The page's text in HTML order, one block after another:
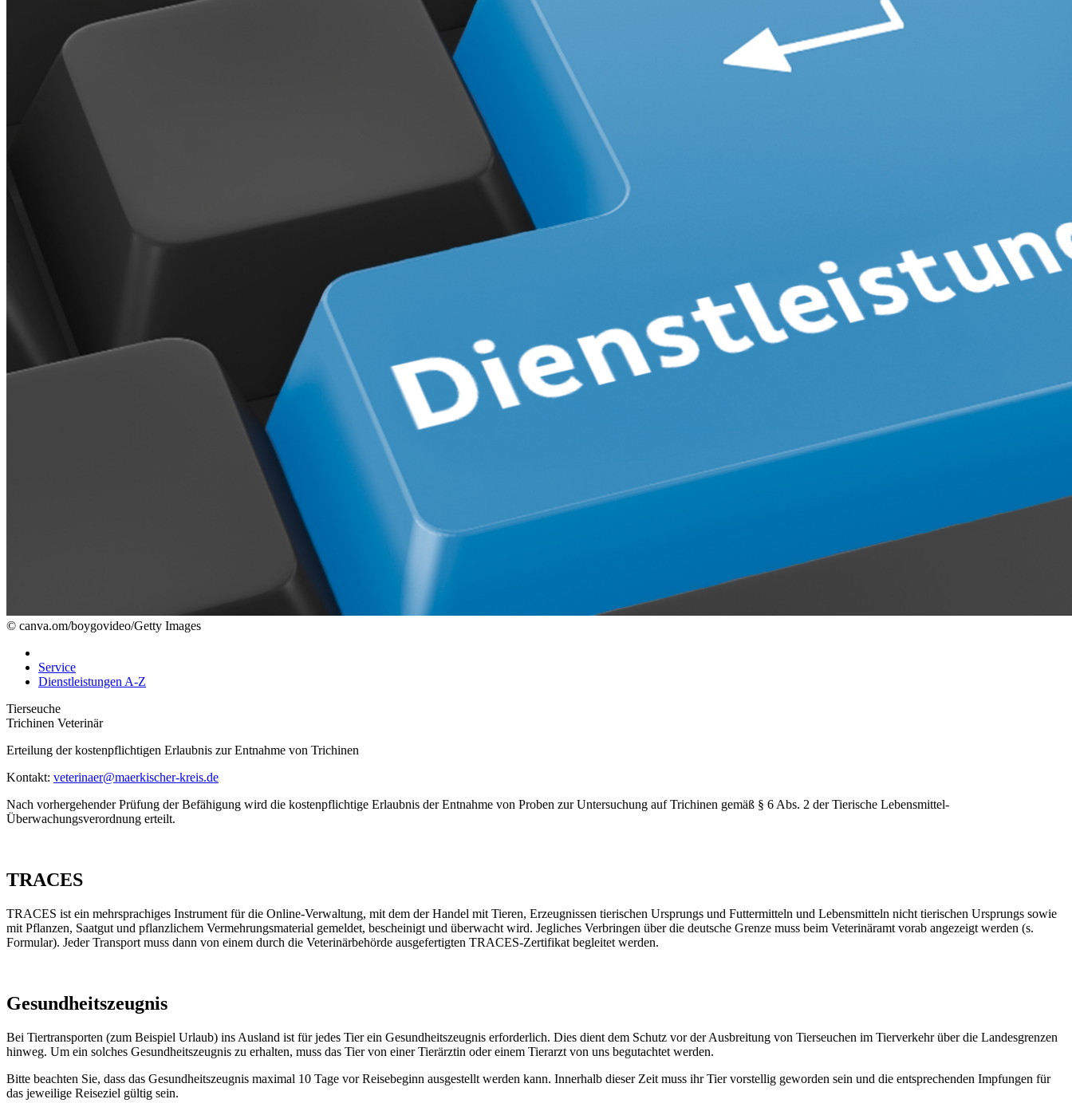
© canva.om/boygovideo/Getty Images
Service
Dienstleistungen A-Z
Tierseuche
Trichinen Veterinär
Erteilung der kostenpflichtigen Erlaubnis zur Entnahme von Trichinen
Kontakt: veterinaer@maerkischer-kreis.de
Nach vorhergehender Prüfung der Befähigung wird die kostenpflichtige Erlaubnis der Entnahme von Proben zur Untersuchung auf Trichinen gemäß § 6 Abs. 2 der Tierische Lebensmittel-
Überwachungsverordnung erteilt.
TRACES
TRACES ist ein mehrsprachiges Instrument für die Online-Verwaltung, mit dem der Handel mit Tieren, Erzeugnissen tierischen Ursprungs und Futtermitteln und Lebensmitteln nicht tierischen Ursprungs sowie
mit Pflanzen, Saatgut und pflanzlichem Vermehrungsmaterial gemeldet, bescheinigt und überwacht wird. Jegliches Verbringen über die deutsche Grenze muss beim Veterinäramt vorab angezeigt werden (s.
Formular). Jeder Transport muss dann von einem durch die Veterinärbehörde ausgefertigten TRACES-Zertifikat begleitet werden.
Gesundheitszeugnis
Bei Tiertransporten (zum Beispiel Urlaub) ins Ausland ist für jedes Tier ein Gesundheitszeugnis erforderlich. Dies dient dem Schutz vor der Ausbreitung von Tierseuchen im Tierverkehr über die Landesgrenzen
hinweg. Um ein solches Gesundheitszeugnis zu erhalten, muss das Tier von einer Tierärztin oder einem Tierarzt von uns begutachtet werden.
Bitte beachten Sie, dass das Gesundheitszeugnis maximal 10 Tage vor Reisebeginn ausgestellt werden kann. Innerhalb dieser Zeit muss ihr Tier vorstellig geworden sein und die entsprechenden Impfungen für
das jeweilige Reiseziel gültig sein.